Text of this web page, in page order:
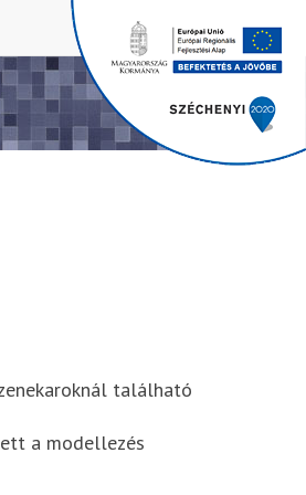
található
a modellezés